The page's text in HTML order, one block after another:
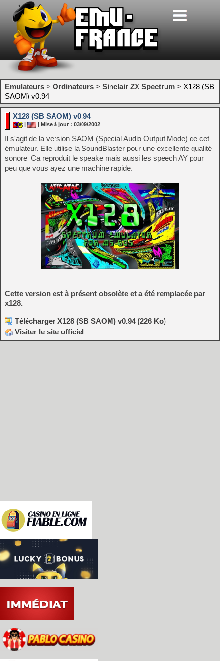
Emulateurs > Ordinateurs > Sinclair ZX Spectrum > X128 (SB
SAOM) v0.94
X128 (SB SAOM) v0.94
| | Mise à jour : 03/09/2002
Il s'agit de la version SAOM (Special Audio Output Mode) de cet
émulateur. Elle utilise la SoundBlaster pour une excellente qualité
sonore. Ca reproduit le speake mais aussi les speech AY pour
peu que vous ayez une machine rapide.
Cette version est à présent obsolète et a été remplacée par
x128.
Télécharger X128 (SB SAOM) v0.94 (226 Ko)
Visiter le site officiel